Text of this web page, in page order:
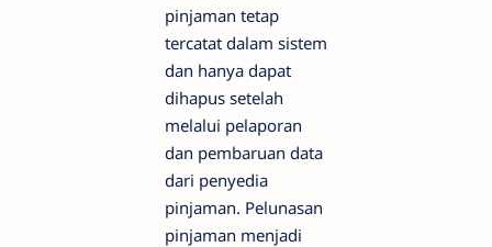
pinjaman tetap
tercatat dalam sistem
dan hanya dapat
dihapus setelah
melalui pelaporan
dan pembaruan data
dari penyedia
pinjaman. Pelunasan
pinjaman menjadi